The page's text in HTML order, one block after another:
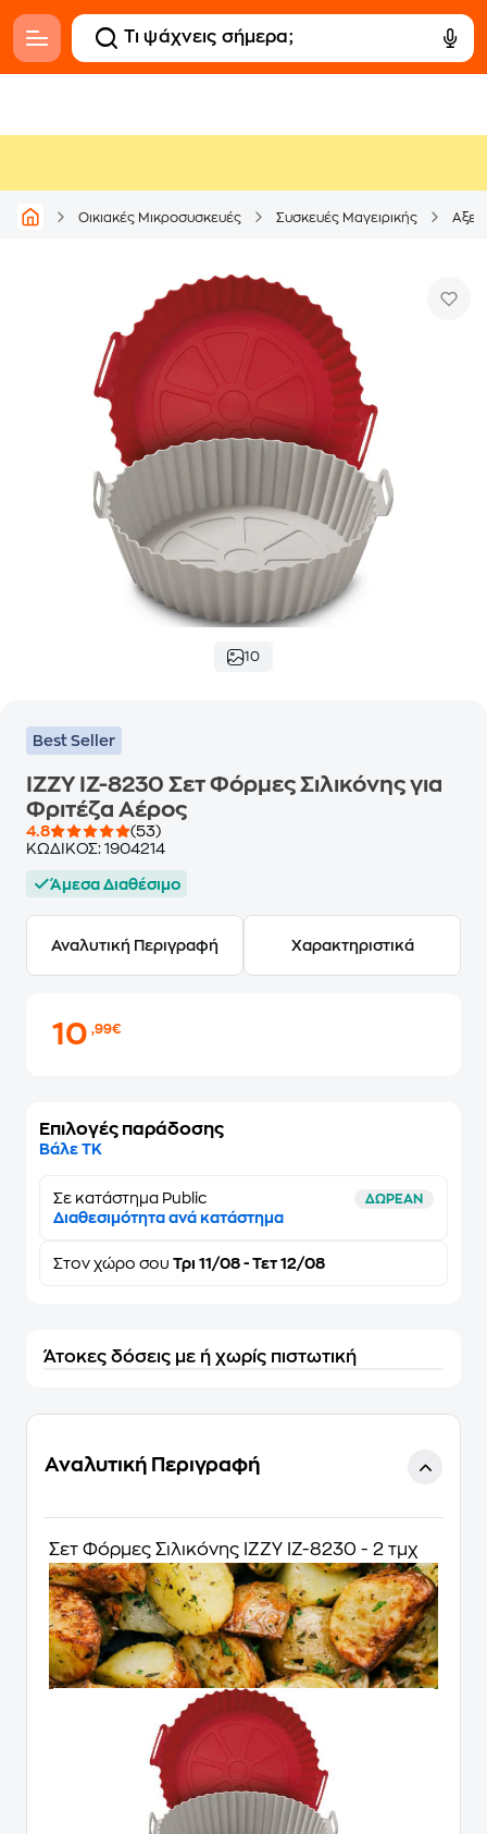
Οικιακές Μικροσυσκευές Συσκευές Μαγειρικής
10
Best Seller
IZZY IZ-8230 Σετ Φόρμες Σιλικόνης για
Φριτέζα Αέρος
4.8
(53)
ΚΩΔΙΚΟΣ: 1904214
Άμεσα Διαθέσιμο
Αναλυτική Περιγραφή Χαρακτηριστικά
10,99€
Επιλογές παράδοσης
Βάλε ΤΚ
Σε κατάστημα Public ΔΩΡΕΑΝ
Διαθεσιμότητα ανά κατάστημα
Στον χώρο σου Τρι 11/08 - Τετ 12/08
Άτοκες δόσεις με ή χωρίς πιστωτική
Αναλυτική Περιγραφή
Σετ Φόρμες Σιλικόνης IZZY IZ-8230 - 2 τμχ